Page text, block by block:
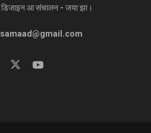
डिजाइन आ संचालन - जया झा।
esamaad@gmail.com